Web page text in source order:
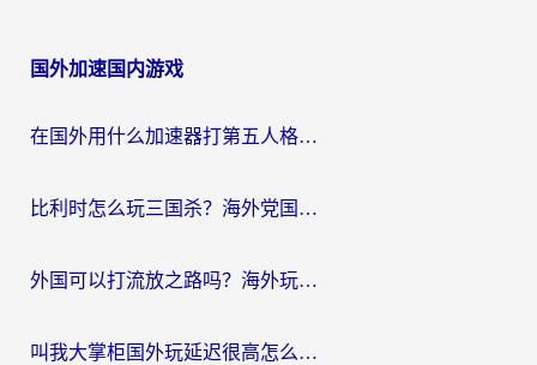
国外加速国内游戏
在国外用什么加速器打第五人格？留学生亲测：这6个功能才是关键！
比利时怎么玩三国杀？海外党国服游戏加速器终极指南（附问道CODOL优化方案）
外国可以打流放之路吗？海外玩家国服游戏畅玩终极指南（附实测推荐）
叫我大掌柜国外玩延迟很高怎么办？海外党亲测的国服游戏加速全攻略